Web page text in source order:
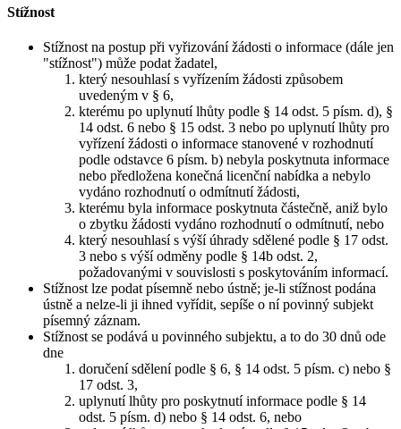
Stížnost
Stížnost na postup při vyřizování žádosti o informace (dále jen
"stížnost") může podat žadatel,
který nesouhlasí s vyřízením žádosti způsobem
uvedeným v § 6,
kterému po uplynutí lhůty podle § 14 odst. 5 písm. d), §
14 odst. 6 nebo § 15 odst. 3 nebo po uplynutí lhůty pro
vyřízení žádosti o informace stanovené v rozhodnutí
podle odstavce 6 písm. b) nebyla poskytnuta informace
nebo předložena konečná licenční nabídka a nebylo
vydáno rozhodnutí o odmítnutí žádosti,
kterému byla informace poskytnuta částečně, aniž bylo
o zbytku žádosti vydáno rozhodnutí o odmítnutí, nebo
který nesouhlasí s výší úhrady sdělené podle § 17 odst.
3 nebo s výší odměny podle § 14b odst. 2,
požadovanými v souvislosti s poskytováním informací.
Stížnost lze podat písemně nebo ústně; je-li stížnost podána
ústně a nelze-li ji ihned vyřídit, sepíše o ní povinný subjekt
písemný záznam.
Stížnost se podává u povinného subjektu, a to do 30 dnů ode
dne
doručení sdělení podle § 6, § 14 odst. 5 písm. c) nebo §
17 odst. 3,
uplynutí lhůty pro poskytnutí informace podle § 14
odst. 5 písm. d) nebo § 14 odst. 6, nebo